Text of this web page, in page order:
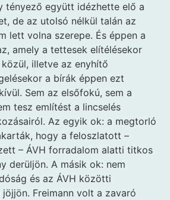
tényező együtt idézhette elő a
de az utolsó nélkül talán az
lett volna szerepe. És éppen a
amely a tettesek elítélésekor
illetve az enyhítő
a bírák éppen ezt
Sem az elsőfokú, sem a
tesz említést a lincselés
Az egyik ok: a megtorló
hogy a feloszlatott –
– ÁVH forradalom alatti titkos
derüljön. A másik ok: nem
és az ÁVH közötti
Freimann volt a zavaró